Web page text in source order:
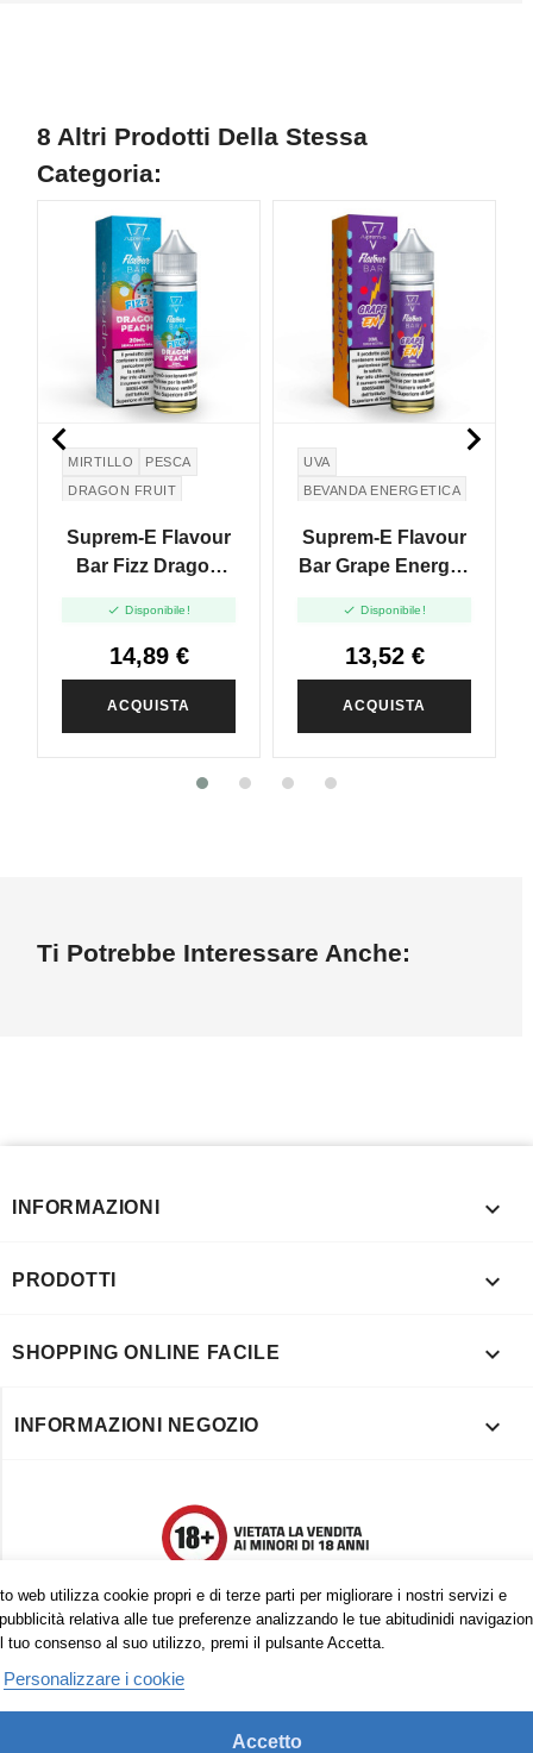
8 Altri Prodotti Della Stessa
Categoria:
MIRTILLO
PESCA
DRAGON FRUIT
Suprem-E Flavour
Bar Fizz Dragon
Vape - 20ml
 Disponibile!
14,89 €
ACQUISTA
UVA
BEVANDA ENERGETICA
Suprem-E Flavour
Bar Grape Energy -
20ml
 Disponibile!
13,52 €
ACQUISTA
 
Ti Potrebbe Interessare Anche:
web utilizza cookie propri e di terze parti per migliorare i nostri servizi e
relativa alle tue preferenze analizzando le tue abitudinidi
tuo consenso al suo utilizzo, premi il pulsante Accetta.
Personalizzare i cookie
Accetto
INFORMAZIONI 
PRODOTTI 
SHOPPING ONLINE FACILE 
INFORMAZIONI NEGOZIO 
Trovaci anche su: